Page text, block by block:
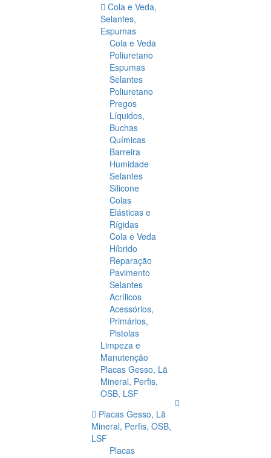
Cola e Veda,
Selantes,
Espumas
Cola e Veda
Poliuretano
Espumas
Selantes
Poliuretano
Pregos
Líquidos,
Buchas
Químicas
Barreira
Humidade
Selantes
Silicone
Colas
Elásticas e
Rígidas
Cola e Veda
Híbrido
Reparação
Pavimento
Selantes
Acrílicos
Acessórios,
Primários,
Pistolas
Limpeza e
Manutenção
Placas Gesso, Lã
Mineral, Perfis,
OSB, LSF
Placas Gesso, Lã
Mineral, Perfis, OSB,
LSF
Placas